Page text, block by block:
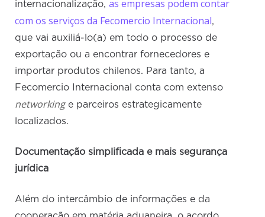
internacionalização,as empresas podem contar
com os serviços da Fecomercio Internacional,
que vai auxiliá-lo(a) em todo o processo de
exportação ou a encontrar fornecedores e
importar produtos chilenos. Para tanto, a
Fecomercio Internacional conta com extenso
networkinge parceiros estrategicamente
localizados.
Documentação simplificada e mais segurança
jurídica
Além do intercâmbio de informações e da